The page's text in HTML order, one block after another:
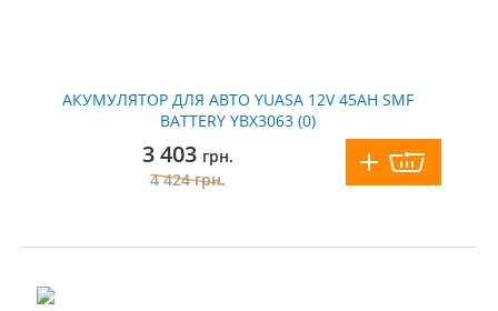
АКУМУЛЯТОР ДЛЯ АВТО YUASA 12V 45AH SMF
BATTERY YBX3063 (0)
3 403 грн.
4 424грн.